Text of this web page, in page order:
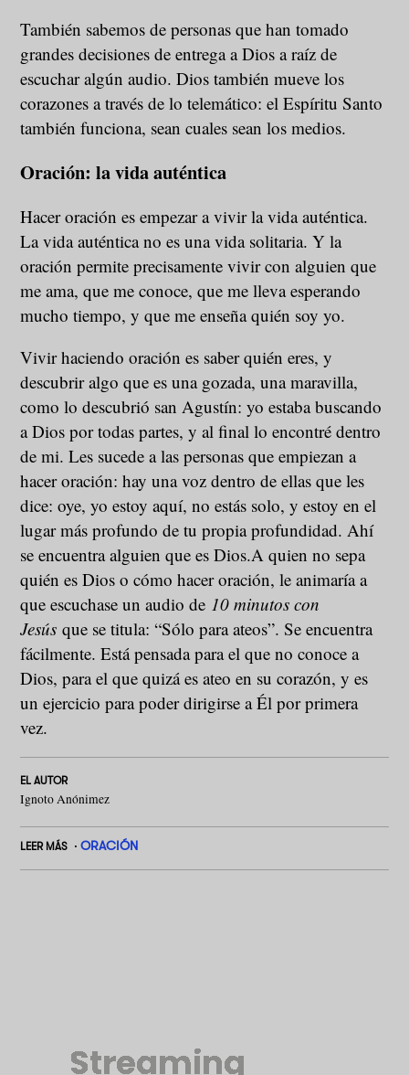
También sabemos de personas que han tomado
grandes decisiones de entrega a Dios a raíz de
escuchar algún audio. Dios también mueve los
corazones a través de lo telemático: el Espíritu Santo
también funciona, sean cuales sean los medios.
Oración: la vida auténtica
Hacer oración es empezar a vivir la vida auténtica.
La vida auténtica no es una vida solitaria. Y la
oración permite precisamente vivir con alguien que
me ama, que me conoce, que me lleva esperando
mucho tiempo, y que me enseña quién soy yo.
Vivir haciendo oración es saber quién eres, y
descubrir algo que es una gozada, una maravilla,
como lo descubrió san Agustín: yo estaba buscando
a Dios por todas partes, y al final lo encontré dentro
de mi. Les sucede a las personas que empiezan a
hacer oración: hay una voz dentro de ellas que les
dice: oye, yo estoy aquí, no estás solo, y estoy en el
lugar más profundo de tu propia profundidad. Ahí
se encuentra alguien que es Dios.A quien no sepa
quién es Dios o cómo hacer oración, le animaría a
que escuchase un audio de 10 minutos con
Jesús que se titula: “Sólo para ateos”. Se encuentra
fácilmente. Está pensada para el que no conoce a
Dios, para el que quizá es ateo en su corazón, y es
un ejercicio para poder dirigirse a Él por primera
vez.
EL AUTOR
Ignoto Anónimez
LEER MÁS ORACIÓN